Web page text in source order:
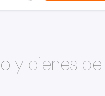
y bienes de